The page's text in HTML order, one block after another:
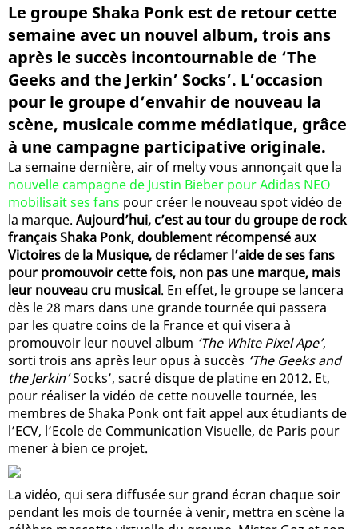
Le groupe Shaka Ponk est de retour cette
semaine avec un nouvel album, trois ans
après le succès incontournable de ‘The
Geeks and the Jerkin’ Socks’. L’occasion
pour le groupe d’envahir de nouveau la
scène, musicale comme médiatique, grâce
à une campagne participative originale.
La semaine dernière, air of melty vous annonçait que la
nouvelle campagne de Justin Bieber pour Adidas NEO
mobilisait ses fans pour créer le nouveau spot vidéo de
la marque. Aujourd’hui, c’est au tour du groupe de rock
français Shaka Ponk, doublement récompensé aux
Victoires de la Musique, de réclamer l’aide de ses fans
pour promouvoir cette fois, non pas une marque, mais
leur nouveau cru musical. En effet, le groupe se lancera
dès le 28 mars dans une grande tournée qui passera
par les quatre coins de la France et qui visera à
promouvoir leur nouvel album ‘The White Pixel Ape’,
sorti trois ans après leur opus à succès ‘The Geeks and
the Jerkin’Socks’, sacré disque de platine en 2012. Et,
pour réaliser la vidéo de cette nouvelle tournée, les
membres de Shaka Ponk ont fait appel aux étudiants de
l’ECV, l’Ecole de Communication Visuelle, de Paris pour
mener à bien ce projet.
La vidéo, qui sera diffusée sur grand écran chaque soir
pendant les mois de tournée à venir, mettra en scène la